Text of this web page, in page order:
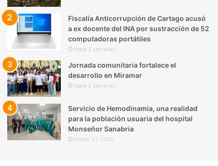
Fiscalía Anticorrupción de Cartago acusó
a ex docente del INA por sustracción de 52
computadoras portátiles
Hace 2 semanas
Jornada comunitaria fortalece el
desarrollo en Miramar
Hace 2 semanas
Servicio de Hemodinamia, una realidad
para la población usuaria del hospital
Monseñor Sanabria
marzo 21, 2025